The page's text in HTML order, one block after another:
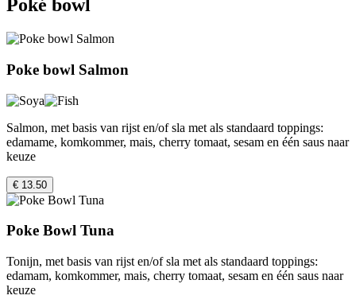
Poké bowl
Poke bowl Salmon
Salmon, met basis van rijst en/of sla met als standaard toppings:
edamame, komkommer, mais, cherry tomaat, sesam en één saus naar
keuze
€ 13.50
Poke Bowl Tuna
Tonijn, met basis van rijst en/of sla met als standaard toppings:
edamam, komkommer, mais, cherry tomaat, sesam en één saus naar
keuze